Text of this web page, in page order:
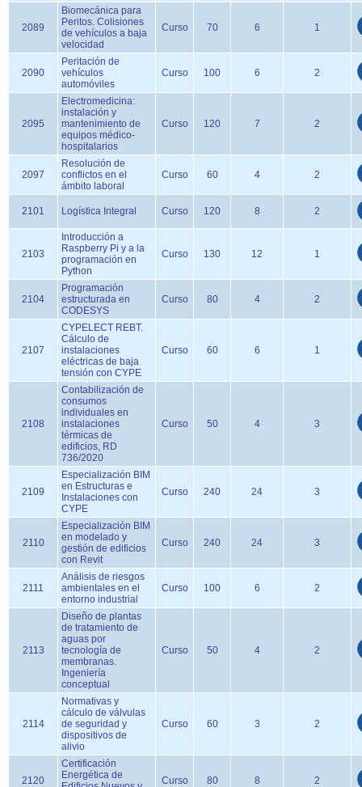
2089
Biomecánica para
Peritos. Colisiones
de vehículos a baja
velocidad
Curso 70 6 1
2090
Peritación de
vehículos
automóviles
Curso 100 6 2
2095
Electromedicina:
instalación y
mantenimiento de
equipos médico-
hospitalarios
Curso 120 7 2
2097
Resolución de
conflictos en el
ámbito laboral
Curso 60 4 2
2101 Logística Integral Curso 120 8 2
2103
Introducción a
Raspberry Pi y a la
programación en
Python
Curso 130 12 1
2104
Programación
estructurada en
CODESYS
Curso 80 4 2
2107
CYPELECT REBT.
Cálculo de
instalaciones
eléctricas de baja
tensión con CYPE
Curso 60 6 1
2108
Contabilización de
consumos
individuales en
instalaciones
térmicas de
edificios, RD
736/2020
Curso 50 4 3
2109
Especialización BIM
en Estructuras e
Instalaciones con
CYPE
Curso 240 24 3
2110
Especialización BIM
en modelado y
gestión de edificios
con Revit
Curso 240 24 3
2111
Análisis de riesgos
ambientales en el
entorno industrial
Curso 100 6 2
2113
Diseño de plantas
de tratamiento de
aguas por
tecnología de
membranas.
Ingeniería
conceptual
Curso 50 4 2
2114
Normativas y
cálculo de válvulas
de seguridad y
dispositivos de
alivio
Curso 60 3 2
2120
Certificación
Energética de
Curso 80 8 2